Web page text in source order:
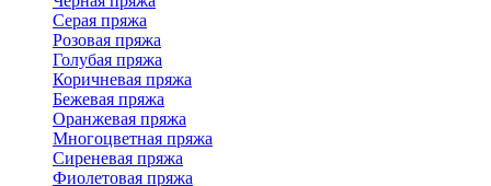
Серая пряжа
Розовая пряжа
Голубая пряжа
Коричневая пряжа
Бежевая пряжа
Оранжевая пряжа
Многоцветная пряжа
Сиреневая пряжа
Фиолетовая пряжа